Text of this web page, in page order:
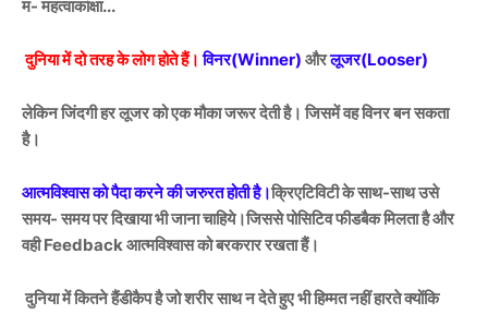
म- महत्वाकांक्षा...
दुनिया में दो तरह के लोग होते हैं।विनर(Winner) औरलूजर(Looser)
लेकिन जिंदगी हर लूजर को एक मौका जरूर देती है। जिसमें वह विनर बन सकता
है।
आत्मविश्वास को पैदा करने की जरुरत होती है।क्रिएटिविटी के साथ-साथ उसे
समय- समय पर दिखाया भी जाना चाहिये।जिससे पोसिटिव फीडबैक मिलता है और
वही Feedback आत्मविश्वास को बरकरार रखता हैं।
दुनिया में कितने हैंडीकैप है जो शरीर साथ न देते हुए भी हिम्मत नहीं हारते क्योंकि